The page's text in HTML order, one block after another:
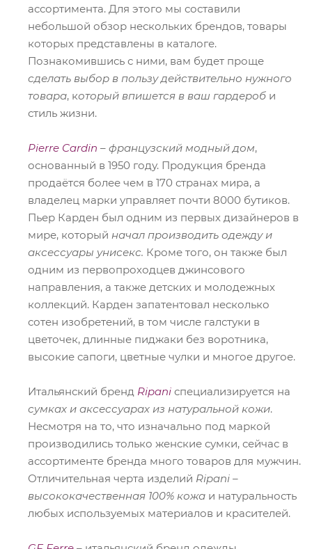
ассортимента. Для этого мы составили
небольшой обзор нескольких брендов, товары
которых представлены в каталоге.
Познакомившись с ними, вам будет проще
сделать выбор в пользу действительно нужного
товара, который впишется в ваш гардероб и
стиль жизни.
Pierre Cardin – французский модный дом,
основанный в 1950 году. Продукция бренда
продаётся более чем в 170 странах мира, а
владелец марки управляет почти 8000 бутиков.
Пьер Карден был одним из первых дизайнеров в
мире, который начал производить одежду и
аксессуары унисекс. Кроме того, он также был
одним из первопроходцев джинсового
направления, а также детских и молодежных
коллекций. Карден запатентовал несколько
сотен изобретений, в том числе галстуки в
цветочек, длинные пиджаки без воротника,
высокие сапоги, цветные чулки и многое другое.
Итальянский бренд Ripani специализируется на
сумках и аксессуарах из натуральной кожи.
Несмотря на то, что изначально под маркой
производились только женские сумки, сейчас в
ассортименте бренда много товаров для мужчин.
Отличительная черта изделий Ripani –
высококачественная 100% кожа и натуральность
любых используемых материалов и красителей.